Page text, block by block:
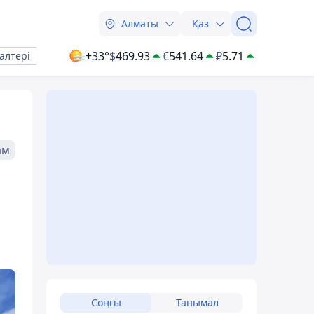
Алматы Қаз
+33°$469.93 €541.64 ₽5.71
Соңғы Танымал